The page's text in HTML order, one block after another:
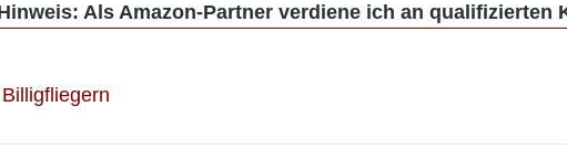
Als Amazon-Partner verdiene ich an qualifizierten